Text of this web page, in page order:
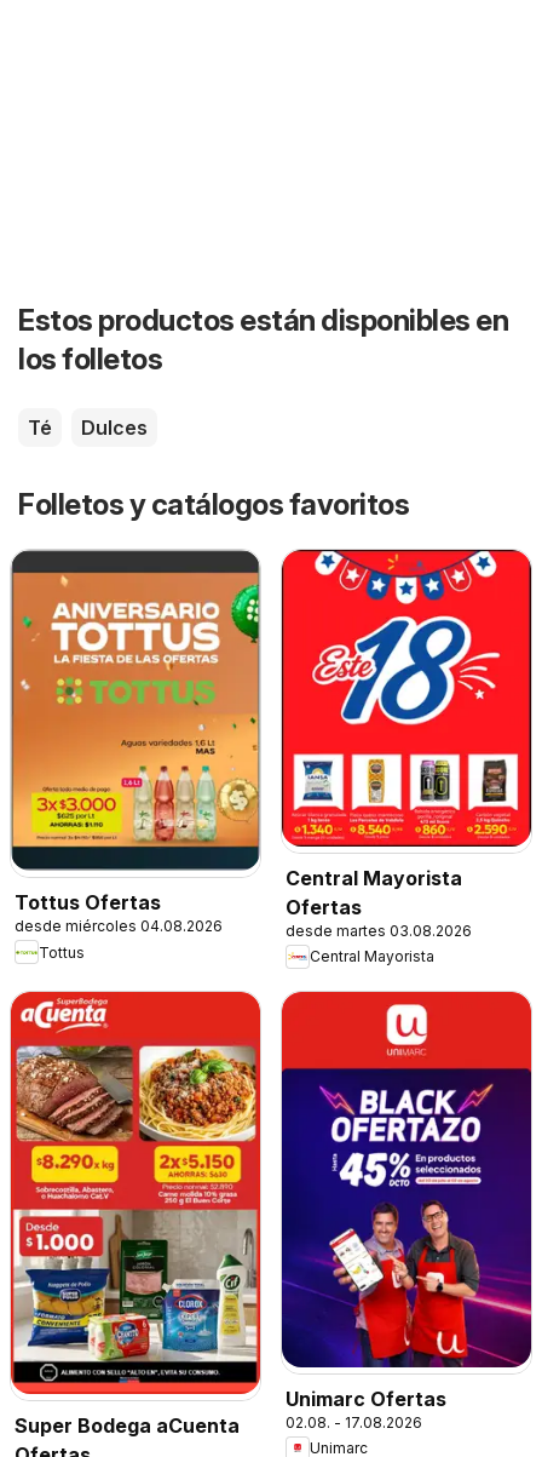
Estos productos están disponibles en
los folletos
Té Dulces
Folletos y catálogos favoritos
Tottus Ofertas
desde miércoles 04.08.2026
Tottus
Central Mayorista
Ofertas
desde martes 03.08.2026
Central Mayorista
Super Bodega aCuenta
Unimarc Ofertas
02.08. - 17.08.2026
Unimarc